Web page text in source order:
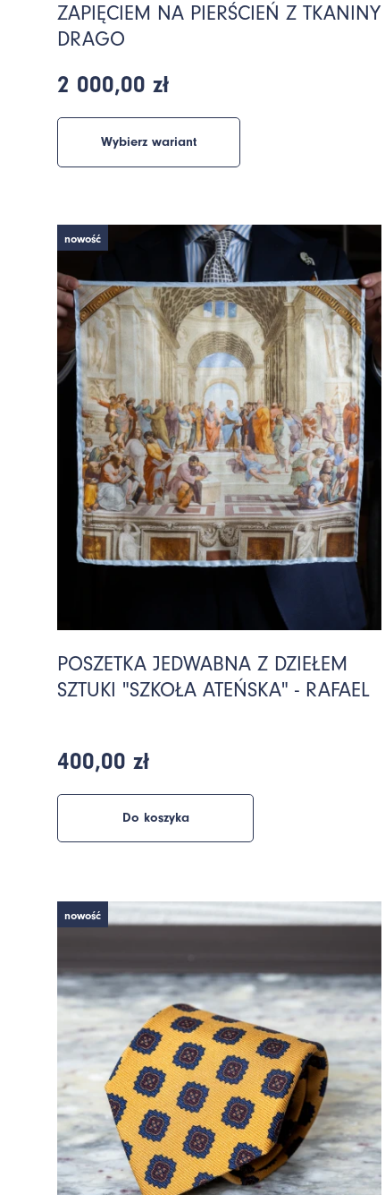
ZAPIĘCIEM NA PIERŚCIEŃ Z TKANINY
DRAGO
2 000,00 zł
Wybierz wariant
POSZETKA JEDWABNA Z DZIEŁEM
SZTUKI "SZKOŁA ATEŃSKA" - RAFAEL
400,00 zł
Do koszyka
nowość
nowość